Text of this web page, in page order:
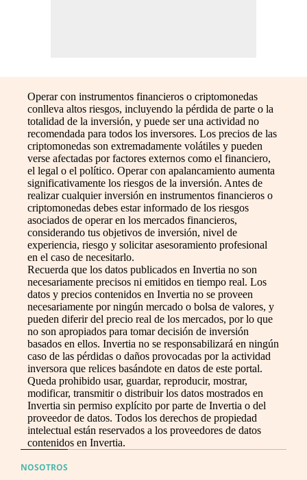
Operar con instrumentos financieros o criptomonedas
conlleva altos riesgos, incluyendo la pérdida de parte o la
totalidad de la inversión, y puede ser una actividad no
recomendada para todos los inversores. Los precios de las
criptomonedas son extremadamente volátiles y pueden
verse afectadas por factores externos como el financiero,
el legal o el político. Operar con apalancamiento aumenta
significativamente los riesgos de la inversión. Antes de
realizar cualquier inversión en instrumentos financieros o
criptomonedas debes estar informado de los riesgos
asociados de operar en los mercados financieros,
considerando tus objetivos de inversión, nivel de
experiencia, riesgo y solicitar asesoramiento profesional
en el caso de necesitarlo.
Recuerda que los datos publicados en Invertia no son
necesariamente precisos ni emitidos en tiempo real. Los
datos y precios contenidos en Invertia no se proveen
necesariamente por ningún mercado o bolsa de valores, y
pueden diferir del precio real de los mercados, por lo que
no son apropiados para tomar decisión de inversión
basados en ellos. Invertia no se responsabilizará en ningún
caso de las pérdidas o daños provocadas por la actividad
inversora que relices basándote en datos de este portal.
Queda prohibido usar, guardar, reproducir, mostrar,
modificar, transmitir o distribuir los datos mostrados en
Invertia sin permiso explícito por parte de Invertia o del
proveedor de datos. Todos los derechos de propiedad
intelectual están reservados a los proveedores de datos
contenidos en Invertia.
NOSOTROS